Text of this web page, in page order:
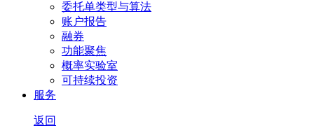
委托单类型与算法
账户报告
融券
功能聚焦
概率实验室
可持续投资
服务
返回